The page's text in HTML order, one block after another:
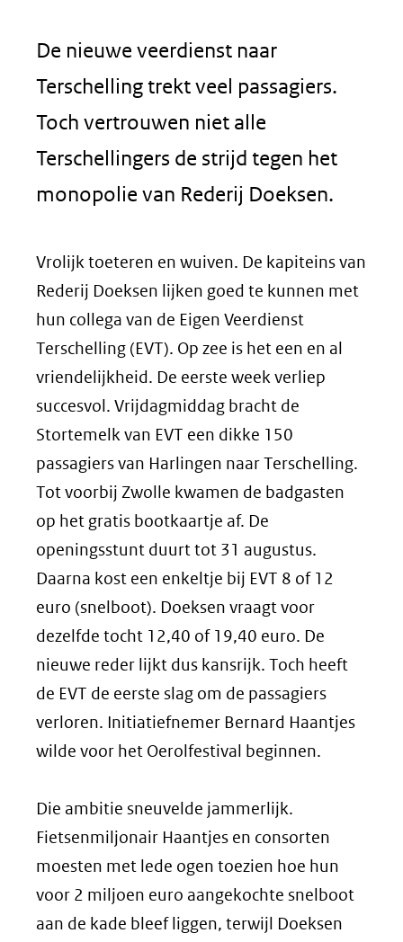
De nieuwe veerdienst naar
Terschelling trekt veel passagiers.
Toch vertrouwen niet alle
Terschellingers de strijd tegen het
monopolie van Rederij Doeksen.
Vrolijk toeteren en wuiven. De kapiteins van
Rederij Doeksen lijken goed te kunnen met
hun collega van de Eigen Veerdienst
Terschelling (EVT). Op zee is het een en al
vriendelijkheid. De eerste week verliep
succesvol. Vrijdagmiddag bracht de
Stortemelk van EVT een dikke 150
passagiers van Harlingen naar Terschelling.
Tot voorbij Zwolle kwamen de badgasten
op het gratis bootkaartje af. De
openingsstunt duurt tot 31 augustus.
Daarna kost een enkeltje bij EVT 8 of 12
euro (snelboot). Doeksen vraagt voor
dezelfde tocht 12,40 of 19,40 euro. De
nieuwe reder lijkt dus kansrijk. Toch heeft
de EVT de eerste slag om de passagiers
verloren. Initiatiefnemer Bernard Haantjes
wilde voor het Oerolfestival beginnen.
Die ambitie sneuvelde jammerlijk.
Fietsenmiljonair Haantjes en consorten
moesten met lede ogen toezien hoe hun
voor 2 miljoen euro aangekochte snelboot
aan de kade bleef liggen, terwijl Doeksen